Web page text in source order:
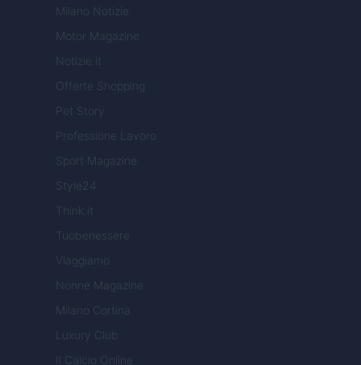
Milano Notizie
Motor Magazine
Notizie.it
Offerte Shopping
Pet Story
Professione Lavoro
Sport Magazine
Style24
Think.it
Tuobenessere
Viaggiamo
Nonne Magazine
Milano Cortina
Luxury Club
Il Calcio Online